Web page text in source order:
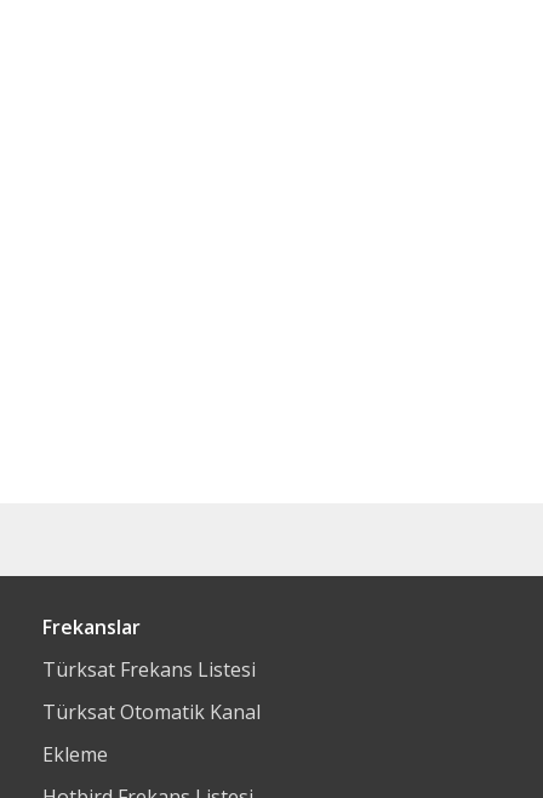
Frekanslar
Türksat Frekans Listesi
Türksat Otomatik Kanal
Ekleme